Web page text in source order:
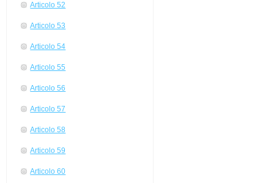
Articolo 52
Articolo 53
Articolo 54
Articolo 55
Articolo 56
Articolo 57
Articolo 58
Articolo 59
Articolo 60